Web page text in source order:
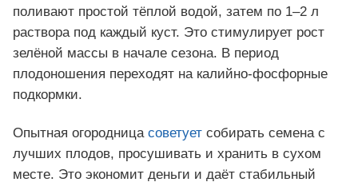
поливают простой тёплой водой, затем по 1–2 л
раствора под каждый куст. Это стимулирует рост
зелёной массы в начале сезона. В период
плодоношения переходят на калийно-фосфорные
подкормки.
Опытная огородница советует собирать семена с
лучших плодов, просушивать и хранить в сухом
месте. Это экономит деньги и даёт стабильный